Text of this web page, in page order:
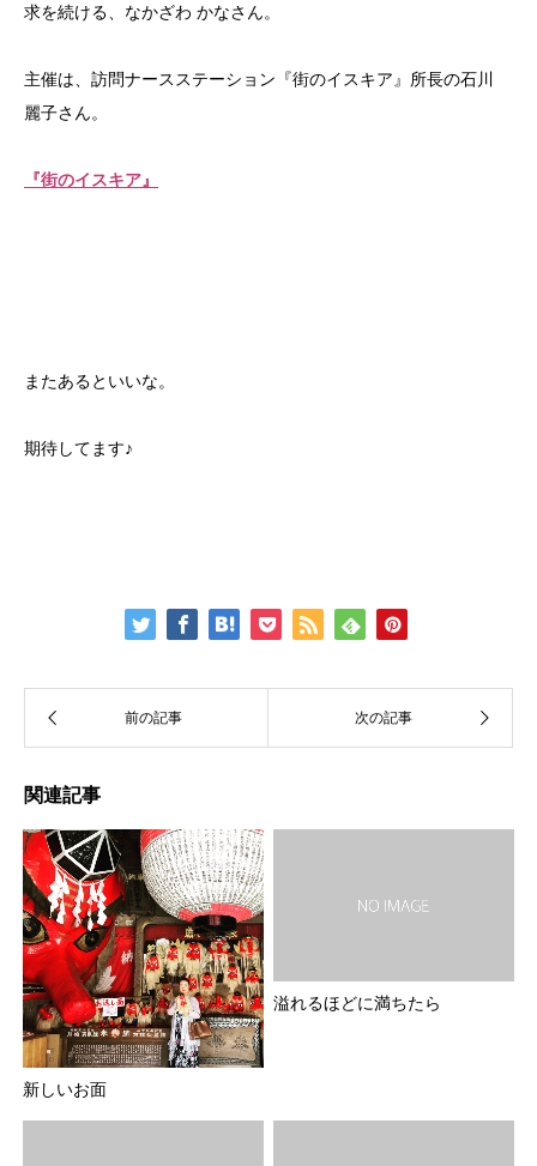
求を続ける、なかざわ かなさん。
主催は、訪問ナースステーション『街のイスキア』所長の石川
麗子さん。
『街のイスキア』
またあるといいな。
期待してます♪
関連記事
新しいお面
溢れるほどに満ちたら